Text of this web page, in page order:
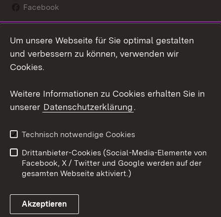
Facebook
Social Wall
Youtube
Link zum Landesportal
Kontakt
Datenschutz
Barrierefreiheit
Impressum Cookies
Um unsere Webseite für Sie optimal gestalten
und verbessern zu können, verwenden wir
Cookies.
Weitere Informationen zu Cookies erhalten Sie in
unserer Datenschutzerklärung.
Technisch notwendige Cookies
Drittanbieter-Cookies (Social-Media-Elemente von
Facebook, X / Twitter und Google werden auf der
gesamten Webseite aktiviert.)
Akzeptieren